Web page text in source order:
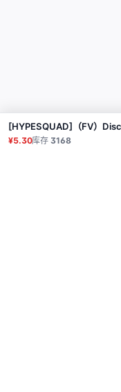
[HYPESQUAD]（FV）
¥5.30库存3168